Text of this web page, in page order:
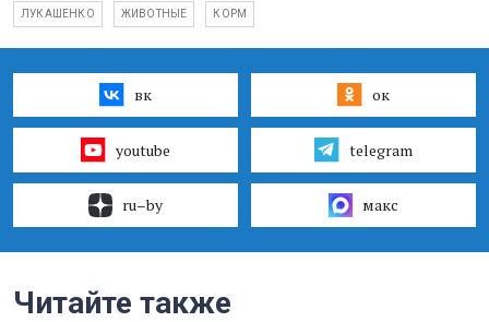
ЛУКАШЕНКО ЖИВОТНЫЕ КОРМ
вк ок
youtube telegram
ru–by макс
Читайте также